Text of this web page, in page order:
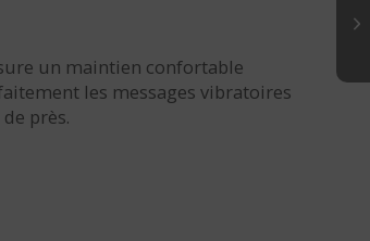
un maintien confortable
les messages vibratoires
près.